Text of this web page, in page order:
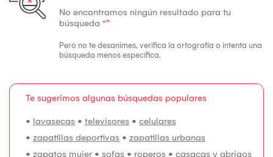
No encontramos ningún resultado para tu
búsqueda “”
Pero no te desanimes, verifica la ortografía o intenta una
búsqueda menos específica.
Te sugerimos algunas búsquedas populares
• lavasecas • televisores • celulares
• zapatillas deportivas • zapatillas urbanas
• zapatos mujer • sofas • roperos • casacas y abrigos